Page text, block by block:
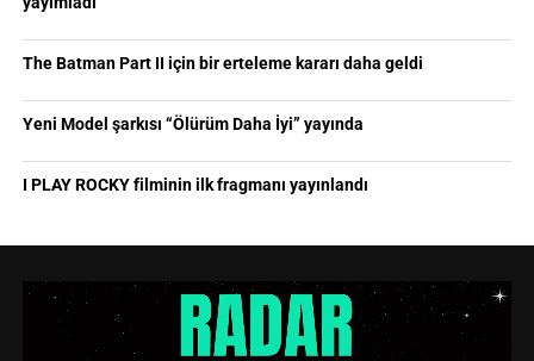
The Batman Part II için bir erteleme kararı daha geldi
Yeni Model şarkısı “Ölürüm Daha İyi” yayında
I PLAY ROCKY filminin ilk fragmanı yayınlandı